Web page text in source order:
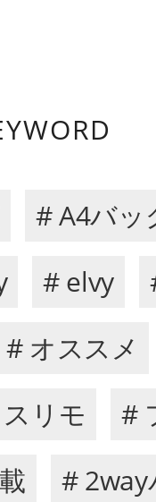
# A4バッ
# elvy
# オススメ
リモ
#
#